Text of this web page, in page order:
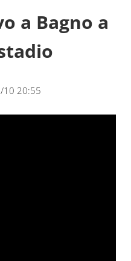
a Bagno a
10 20:55